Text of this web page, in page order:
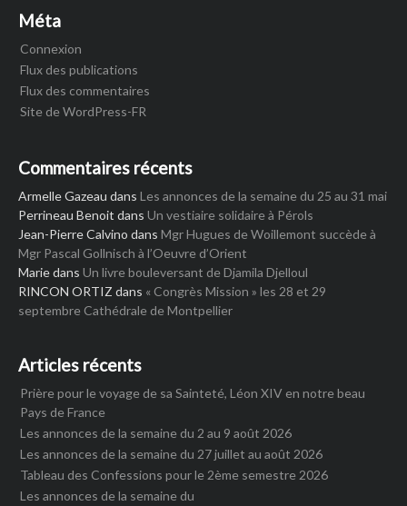
Méta
Connexion
Flux des publications
Flux des commentaires
Site de WordPress-FR
Commentaires récents
Armelle Gazeau dans Les annonces de la semaine du 25 au 31 mai
Perrineau Benoit dans Un vestiaire solidaire à Pérols
Jean-Pierre Calvino dans Mgr Hugues de Woillemont succède à
Mgr Pascal Gollnisch à l’Oeuvre d’Orient
Mariedans Un livre bouleversant de Djamila Djelloul
RINCON ORTIZ dans « Congrès Mission » les 28 et 29
septembre Cathédrale de Montpellier
Articles récents
Prière pour le voyage de sa Sainteté, Léon XIV en notre beau
Pays de France
Les annonces de la semaine du 2 au 9 août 2026
Les annonces de la semaine du 27 juillet au août 2026
Tableau des Confessions pour le 2ème semestre 2026
Les annonces de la semaine du